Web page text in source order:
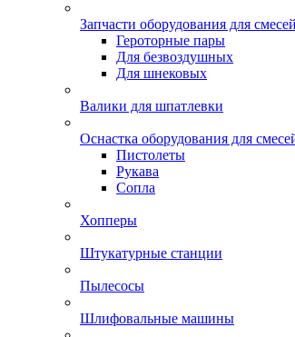
Запчасти оборудования для смесей
Героторные пары
Для безвоздушных
Для шнековых
Валики для шпатлевки
Оснастка оборудования для
Пистолеты
Рукава
Сопла
Хопперы
Штукатурные станции
Пылесосы
Шлифовальные машины